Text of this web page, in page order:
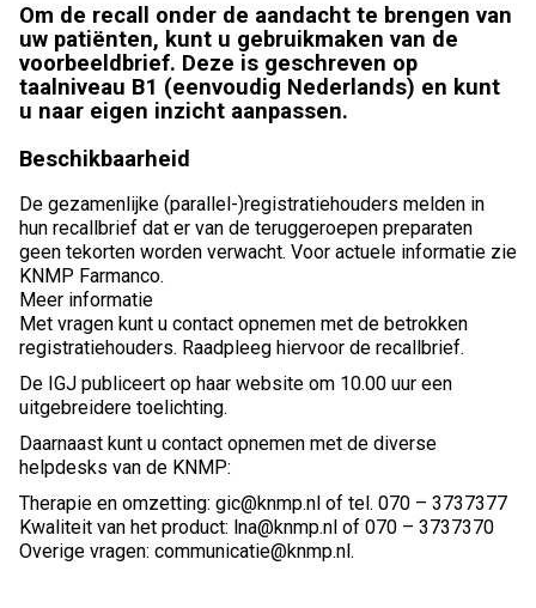
Om de recall onder de aandacht te brengen van
uw patiënten, kunt u gebruikmaken van de
voorbeeldbrief. Deze is geschreven op
taalniveau B1 (eenvoudig Nederlands) en kunt
u naar eigen inzicht aanpassen.
Beschikbaarheid
De gezamenlijke (parallel-)registratiehouders melden in
hun recallbrief dat er van de teruggeroepen preparaten
geen tekorten worden verwacht. Voor actuele informatie zie
KNMP Farmanco.
Meer informatie
Met vragen kunt u contact opnemen met de betrokken
registratiehouders. Raadpleeg hiervoor de recallbrief.
De IGJ publiceert op haar website om 10.00 uur een
uitgebreidere toelichting.
Daarnaast kunt u contact opnemen met de diverse
helpdesks van de KNMP:
Therapie en omzetting: gic@knmp.nl of tel. 070 – 3737377
Kwaliteit van het product: lna@knmp.nl of 070 – 3737370
Overige vragen: communicatie@knmp.nl.